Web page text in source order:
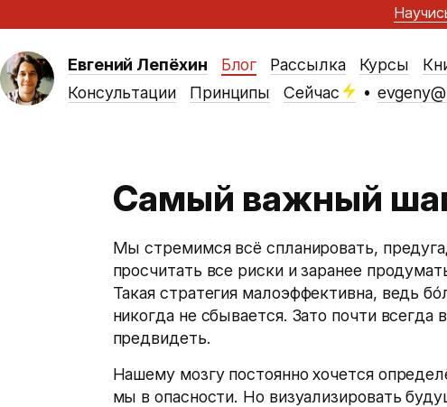
Евгений Лепёхин Блог Рассылка Курсы
Консультации
Принципы Сейчас •
Самый важный
Мы стремимся всё спланировать,
просчитать все риски и заранее
Такая стратегия малоэффективна, ведь
никогда не сбывается. Зато почти
предвидеть.
Нашему мозгу постоянно хочется
мы в опасности. Но визуализировать